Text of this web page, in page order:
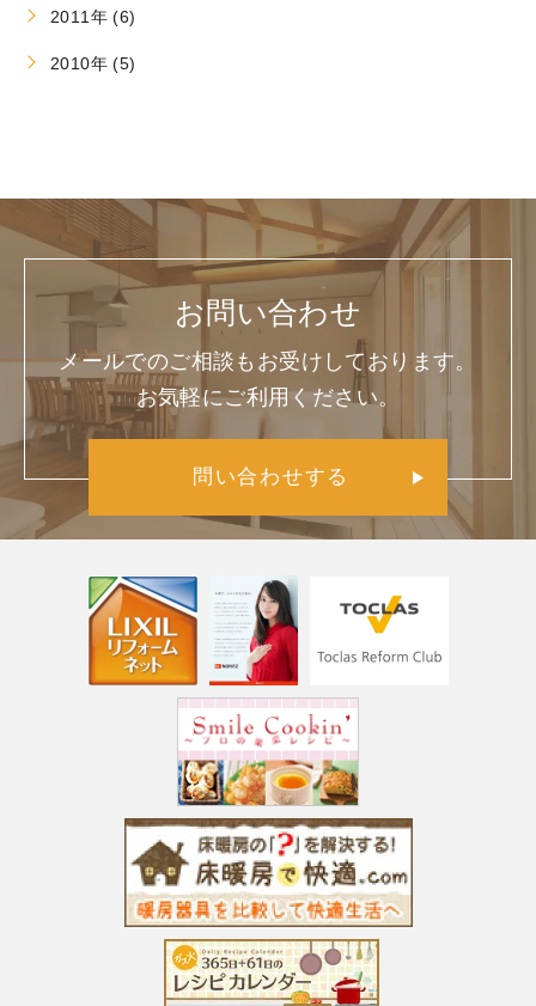
2011年 (6)
2010年 (5)
お問い合わせ
メールでのご相談もお受けしております。
お気軽にご利用ください。
問い合わせする